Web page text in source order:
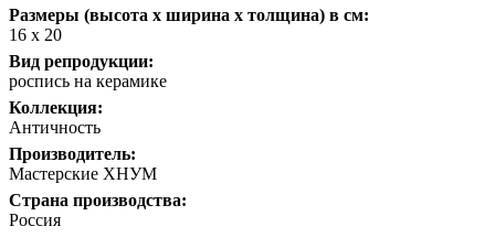
Размеры (высота х ширина х толщина) в см:
16 х 20
Вид репродукции:
роспись на керамике
Коллекция:
Античность
Производитель:
Мастерские ХНУМ
Страна производства:
Россия